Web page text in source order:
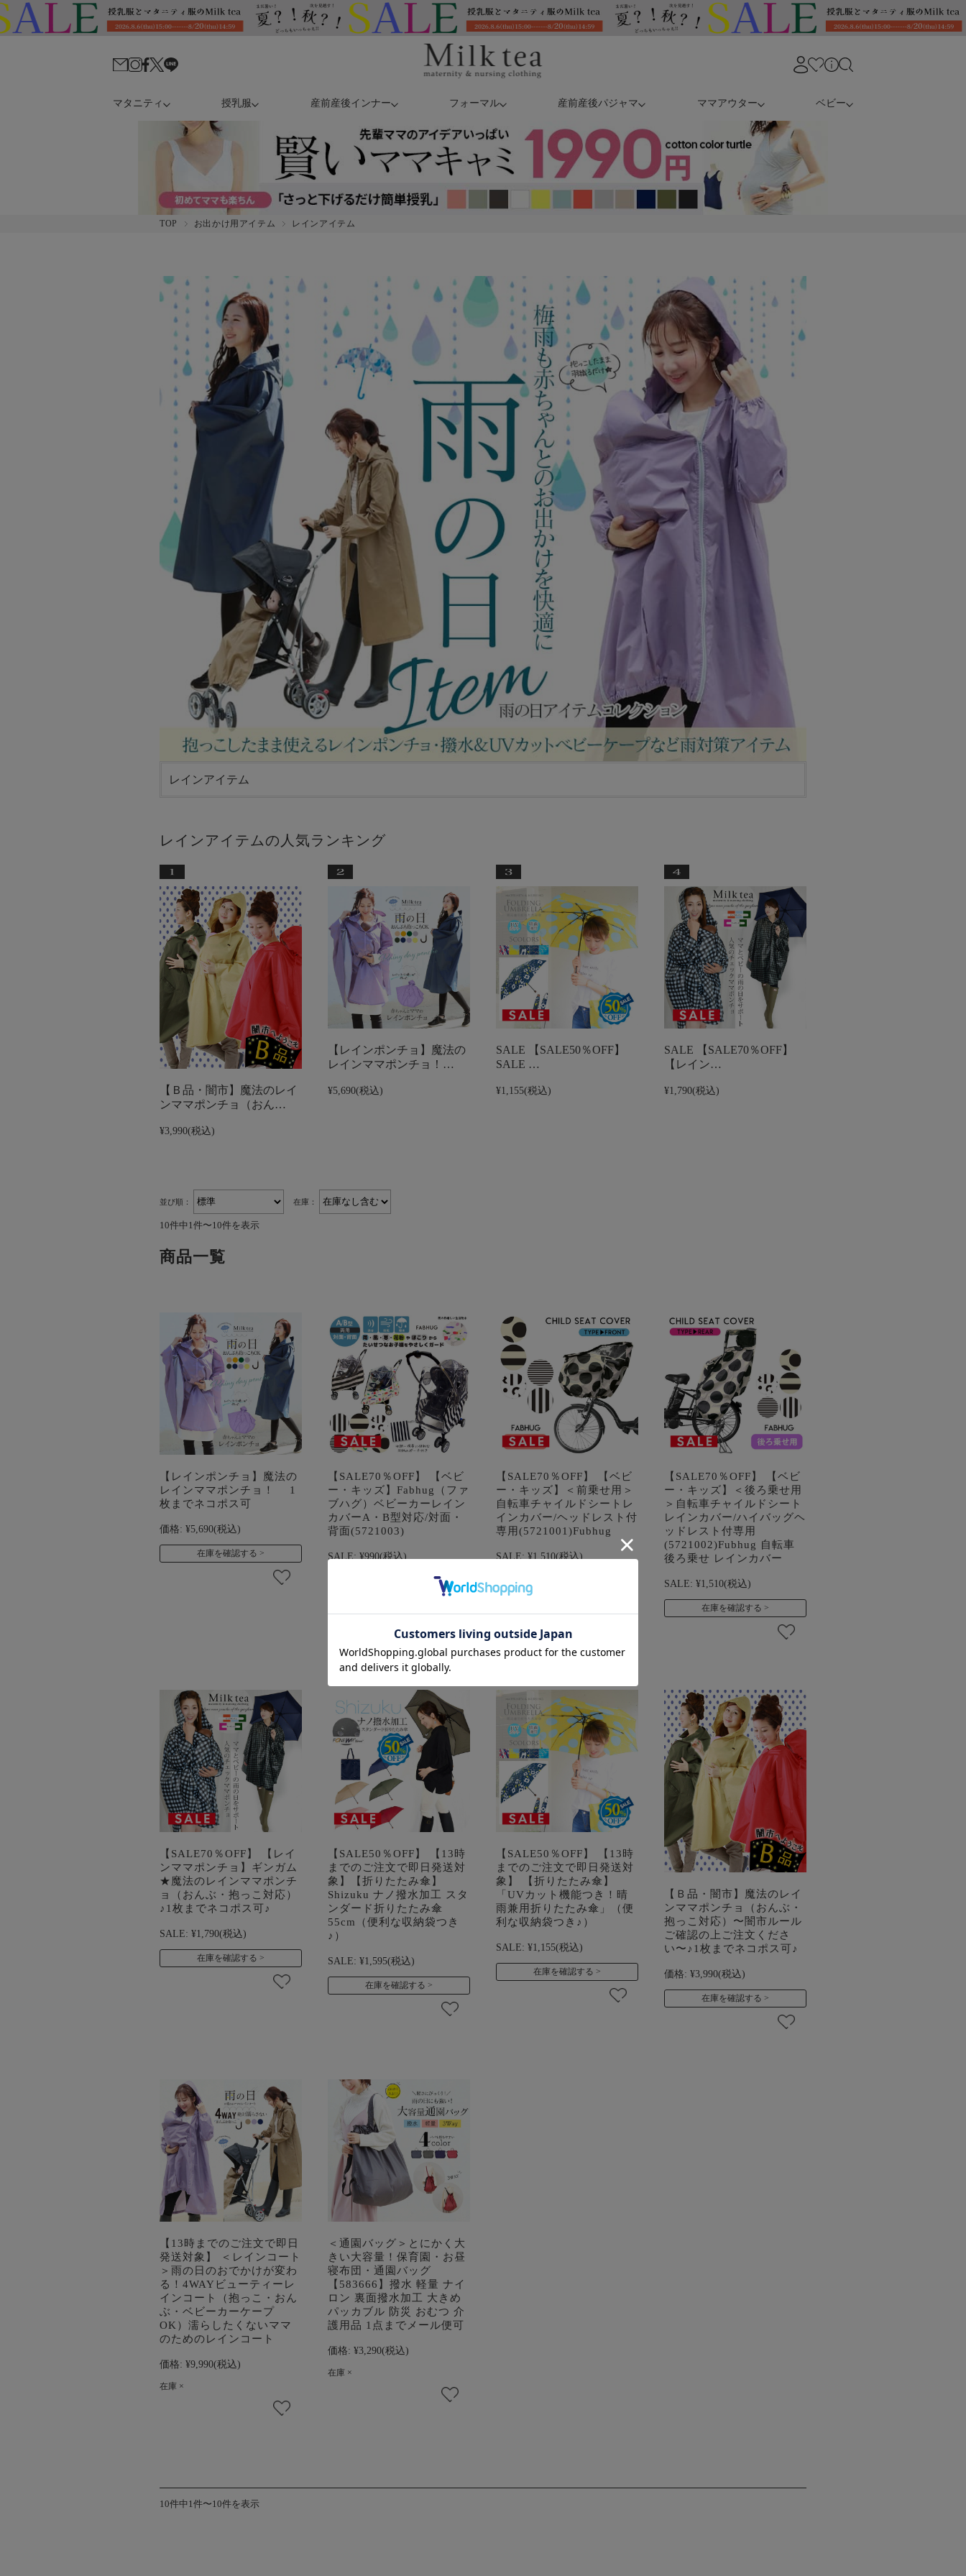
マタニティ 授乳服 産前産後インナー フォーマル 産前産後パジャマ ママアウター ベビー
TOP お出かけ用アイテム レインアイテム
レインアイテム
レインアイテムの人気ランキング
【Ｂ品・闇市】魔法のレイ
ンママポンチョ（おん…
¥3,990(税込)
【レインポンチョ】魔法の
レインママポンチョ！…
¥5,690(税込)
SALE 【SALE50％OFF】
SALE …
¥1,155(税込)
SALE 【SALE70％OFF】
【レイン…
¥1,790(税込)
並び順： 在庫：
10件中1件〜10件を表示
商品一覧
【レインポンチョ】魔法の
レインママポンチョ！ 1
枚までネコポス可
価格: ¥5,690(税込)
在庫を確認する
【SALE70％OFF】 【ベビ
ー・キッズ】Fabhug（ファ
ブハグ）ベビーカーレイン
カバーA・B型対応/対面・
背面(5721003)
SALE: ¥990(税込)
【SALE70％OFF】 【ベビ
ー・キッズ】＜前乗せ用＞
自転車チャイルドシートレ
インカバー/ヘッドレスト付
専用(5721001)Fubhug
SALE: ¥1,510(税込)
【SALE70％OFF】 【ベビ
ー・キッズ】＜後ろ乗せ用
＞自転車チャイルドシート
レインカバー/ハイバッグヘ
ッドレスト付専用
(5721002)Fubhug 自転車
後ろ乗せ レインカバー
SALE: ¥1,510(税込)
在庫を確認する
【SALE70％OFF】 【レイ
ンママポンチョ】ギンガム
★魔法のレインママポンチ
ョ（おんぶ・抱っこ対応）
♪1枚までネコポス可♪
SALE: ¥1,790(税込)
在庫を確認する
【SALE50％OFF】 【13時
までのご注文で即日発送対
象】【折りたたみ傘】
Shizuku ナノ撥水加工 スタ
ンダード折りたたみ傘
55cm（便利な収納袋つき
♪）
SALE: ¥1,595(税込)
在庫を確認する
【SALE50％OFF】 【13時
までのご注文で即日発送対
象】 【折りたたみ傘】
「UVカット機能つき！晴
雨兼用折りたたみ傘」（便
利な収納袋つき♪）
SALE: ¥1,155(税込)
在庫を確認する
【Ｂ品・闇市】魔法のレイ
ンママポンチョ（おんぶ・
抱っこ対応）〜闇市ルール
ご確認の上ご注文くださ
い〜♪1枚までネコポス可♪
価格: ¥3,990(税込)
在庫を確認する
【13時までのご注文で即日
発送対象】 ＜レインコート
＞雨の日のおでかけが変わ
る！4WAYビューティーレ
インコート（抱っこ・おん
ぶ・ベビーカーケープ
OK）濡らしたくないママ
のためのレインコート
価格: ¥9,990(税込)
在庫 ×
＜通園バッグ＞とにかく大
きい大容量！保育園・お昼
寝布団・通園バッグ
【583666】撥水 軽量 ナイ
ロン 裏面撥水加工 大きめ
パッカブル 防災 おむつ 介
護用品 1点までメール便可
価格: ¥3,290(税込)
在庫 ×
10件中1件〜10件を表示